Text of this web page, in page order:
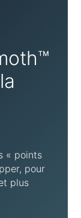
« points
pour
plus